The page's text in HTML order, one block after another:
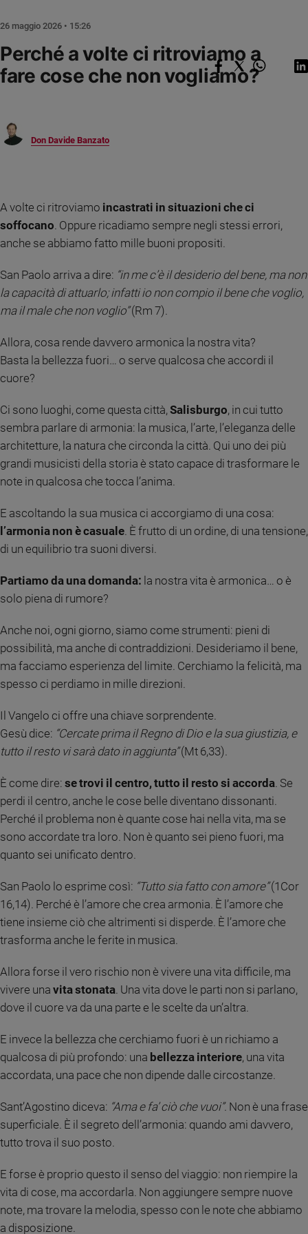
Chiesa
Fede
spiritualità
e
fede
Santo
del
giorno
Società
e
valori
Ambiente
Creato
Volontariato
Diritti
di
valore
Caso
della
settimana
Diversità
Costume
Cultura
e
Sanremo
2026
Cinema,
Tv
streaming
Libri
Musica
Famiglia
ed
educazione
Genitori
e
Nonni
Coppia
Scuola
e
Adolescenza
Bioetica
Vai
Foto
Podcast
Privacy
Perché a volte ci ritroviamo a
fare cose che non vogliamo?
Don Davide Banzato
26 maggio 2026 • 15:26
A volte ci ritroviamo incastrati in situazioni che ci
soffocano . Oppure ricadiamo sempre negli stessi errori,
anche se abbiamo fatto mille buoni propositi.
San Paolo arriva a dire: “in me c’è il desiderio del bene, ma non
la capacità di attuarlo; infatti io non compio il bene che voglio,
ma il male che non voglio”(Rm 7).
Allora, cosa rende davvero armonica la nostra vita?
Basta la bellezza fuori… o serve qualcosa che accordi il
cuore?
Ci sono luoghi, come questa città, Salisburgo, in cui tutto
sembra parlare di armonia: la musica, l’arte, l’eleganza delle
architetture, la natura che circonda la città. Qui uno dei più
grandi musicisti della storia è stato capace di trasformare le
note in qualcosa che tocca l’anima.
E ascoltando la sua musica ci accorgiamo di una cosa:
l’armonia non è casuale . È frutto di un ordine, di una tensione,
di un equilibrio tra suoni diversi.
Partiamo da una domanda: la nostra vita è armonica… o è
solo piena di rumore?
Anche noi, ogni giorno, siamo come strumenti: pieni di
possibilità, ma anche di contraddizioni. Desideriamo il bene,
ma facciamo esperienza del limite. Cerchiamo la felicità, ma
spesso ci perdiamo in mille direzioni.
Il Vangelo ci offre una chiave sorprendente.
Gesù dice: “Cercate prima il Regno di Dio e la sua giustizia, e
tutto il resto vi sarà dato in aggiunta”(Mt 6,33).
È come dire: se trovi il centro, tutto il resto si accorda . Se
perdi il centro, anche le cose belle diventano dissonanti.
Perché il problema non è quante cose hai nella vita, ma se
sono accordate tra loro. Non è quanto sei pieno fuori, ma
quanto sei unificato dentro.
San Paolo lo esprime così: “Tutto sia fatto con amore”(1Cor
16,14). Perché è l’amore che crea armonia. È l’amore che
tiene insieme ciò che altrimenti si disperde. È l’amore che
trasforma anche le ferite in musica.
Allora forse il vero rischio non è vivere una vita difficile, ma
vivere una vita stonata . Una vita dove le parti non si parlano,
dove il cuore va da una parte e le scelte da un’altra.
E invece la bellezza che cerchiamo fuori è un richiamo a
qualcosa di più profondo: una bellezza interiore, una vita
accordata, una pace che non dipende dalle circostanze.
Sant’Agostino diceva: “Ama e fa’ ciò che vuoi”. Non è una frase
superficiale. È il segreto dell’armonia: quando ami davvero,
tutto trova il suo posto.
E forse è proprio questo il senso del viaggio: non riempire la
vita di cose, ma accordarla. Non aggiungere sempre nuove
note, ma trovare la melodia, spesso con le note che abbiamo
a disposizione.